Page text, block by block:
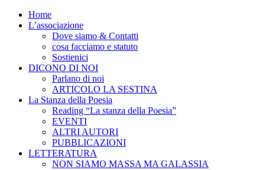
Home
L’associazione
Dove siamo & Contatti
cosa facciamo e statuto
Sostienici
DICONO DI NOI
Parlano di noi
ARTICOLO LA SESTINA
La Stanza della Poesia
Reading “La stanza della Poesia”
EVENTI
ALTRI AUTORI
PUBBLICAZIONI
LETTERATURA
NON SIAMO MASSA MA GALASSIA